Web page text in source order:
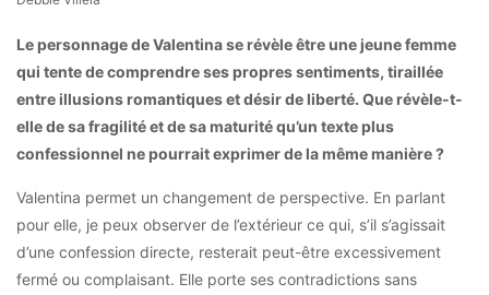
Le personnage de Valentina se révèle être une jeune femme
qui tente de comprendre ses propres sentiments, tiraillée
entre illusions romantiques et désir de liberté. Que révèle-t-
elle de sa fragilité et de sa maturité qu’un texte plus
confessionnel ne pourrait exprimer de la même manière ?
Valentina permet un changement de perspective. En parlant
pour elle, je peux observer de l’extérieur ce qui, s’il s’agissait
d’une confession directe, resterait peut-être excessivement
fermé ou complaisant. Elle porte ses contradictions sans